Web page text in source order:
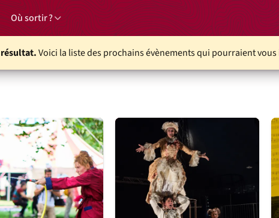
Où sortir ?
Voici la liste des prochains évènements qui pourraient